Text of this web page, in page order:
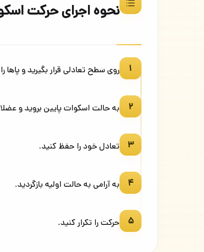
نحوه اجرای حرکت
۱ روی سطح تعادلی قرار بگیرید و پاها
۲ به حالت اسکوات پایین بروید و
۳ تعادل خود را حفظ کنید.
۴ به آرامی به حالت اولیه بازگردید.
۵ حرکت را تکرار کنید.